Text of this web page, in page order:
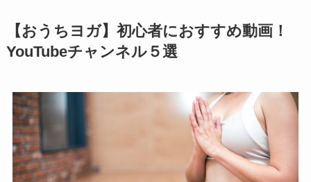
【おうちヨガ】初心者におすすめ動画！
YouTubeチャンネル５選